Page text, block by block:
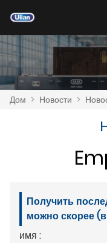
Дом > Новости >
Получить
можно скорее (в
имя :